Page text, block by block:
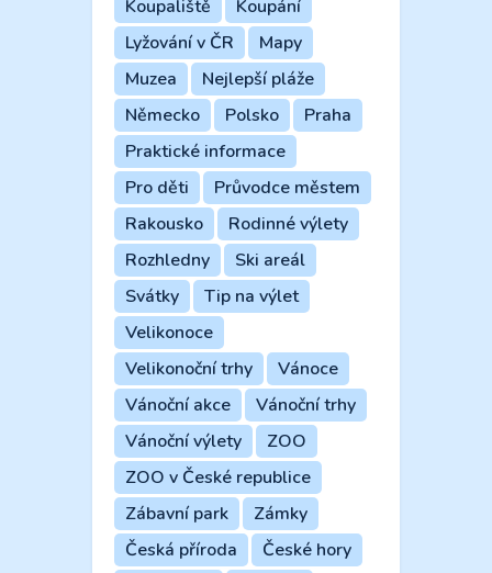
Koupaliště
Koupání
Lyžování v ČR
Mapy
Muzea
Nejlepší pláže
Německo
Polsko
Praha
Praktické informace
Pro děti
Průvodce městem
Rakousko
Rodinné výlety
Rozhledny
Ski areál
Svátky
Tip na výlet
Velikonoce
Velikonoční trhy
Vánoce
Vánoční akce
Vánoční trhy
Vánoční výlety
ZOO
ZOO v České republice
Zábavní park
Zámky
Česká příroda
České hory